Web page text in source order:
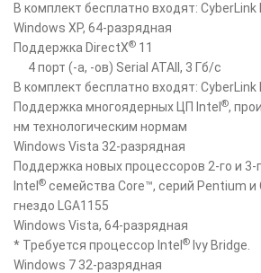
В комплект бесплатно входят: CyberLink
Windows XP, 64-разрядная
Поддержка DirectX® 11
4 порт (-а, -ов) Serial ATAII, 3 Гб/с
В комплект бесплатно входят: CyberLink
Поддержка многоядерных ЦП Intel ®,
нм технологическим нормам
Windows Vista 32-разрядная
Поддержка новых процессоров 2-го и 3-
Intel ® семейства Core™, серий Pentium и
гнездо LGA1155
Windows Vista, 64-разрядная
* Требуется процессор Intel ® Ivy Bridge.
Windows 7 32-разрядная